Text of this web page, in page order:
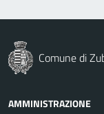
Comune di
AMMINISTRAZIONE